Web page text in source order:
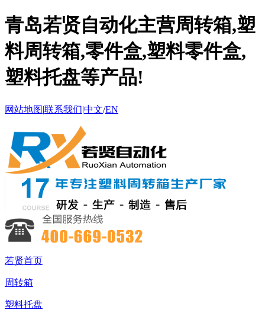
青岛若贤自动化主营周转箱,塑
料周转箱,零件盒,塑料零件盒,
塑料托盘等产品!
网站地图|联系我们|中文/EN
若贤首页
周转箱
塑料托盘